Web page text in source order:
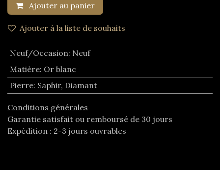
Ajouter au panier
Ajouter à la liste de souhaits
Neuf/Occasion: Neuf
Matière: Or blanc
Pierre: Saphir, Diamant
Conditions générales
Garantie satisfait ou remboursé de 30 jours
Expédition : 2-3 jours ouvrables